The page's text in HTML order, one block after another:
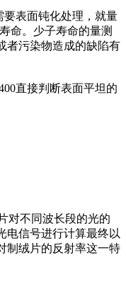
要表面钝化处理，就量
命。少子寿命的量测
者污染物造成的缺陷有
直接判断表面平坦的
对不同波长段的光的
电信号进行计算最终以
制绒片的反射率这一特